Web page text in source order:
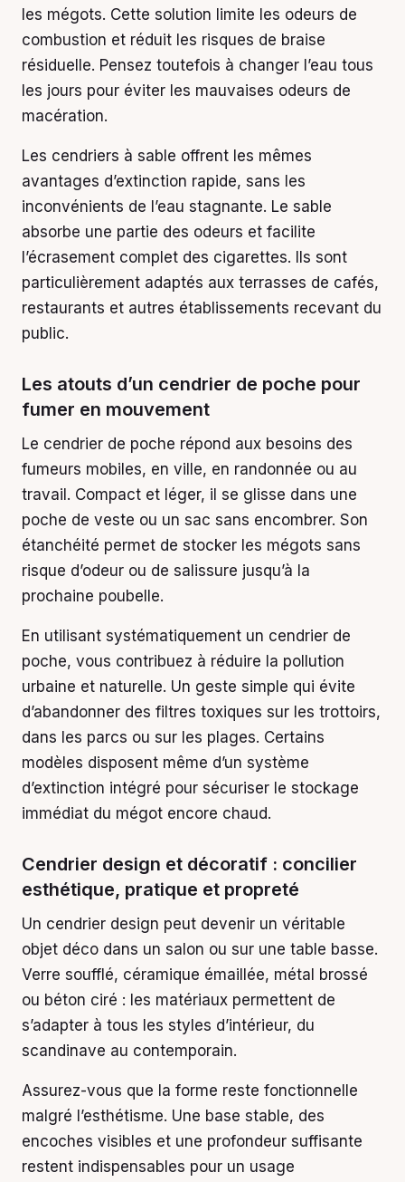
les mégots. Cette solution limite les odeurs de
combustion et réduit les risques de braise
résiduelle. Pensez toutefois à changer l’eau tous
les jours pour éviter les mauvaises odeurs de
macération.
Les cendriers à sable offrent les mêmes
avantages d’extinction rapide, sans les
inconvénients de l’eau stagnante. Le sable
absorbe une partie des odeurs et facilite
l’écrasement complet des cigarettes. Ils sont
particulièrement adaptés aux terrasses de cafés,
restaurants et autres établissements recevant du
public.
Les atouts d’un cendrier de poche pour
fumer en mouvement
Le cendrier de poche répond aux besoins des
fumeurs mobiles, en ville, en randonnée ou au
travail. Compact et léger, il se glisse dans une
poche de veste ou un sac sans encombrer. Son
étanchéité permet de stocker les mégots sans
risque d’odeur ou de salissure jusqu’à la
prochaine poubelle.
En utilisant systématiquement un cendrier de
poche, vous contribuez à réduire la pollution
urbaine et naturelle. Un geste simple qui évite
d’abandonner des filtres toxiques sur les trottoirs,
dans les parcs ou sur les plages. Certains
modèles disposent même d’un système
d’extinction intégré pour sécuriser le stockage
immédiat du mégot encore chaud.
Cendrier design et décoratif : concilier
esthétique, pratique et propreté
Un cendrier design peut devenir un véritable
objet déco dans un salon ou sur une table basse.
Verre soufflé, céramique émaillée, métal brossé
ou béton ciré : les matériaux permettent de
s’adapter à tous les styles d’intérieur, du
scandinave au contemporain.
Assurez-vous que la forme reste fonctionnelle
malgré l’esthétisme. Une base stable, des
encoches visibles et une profondeur suffisante
restent indispensables pour un usage